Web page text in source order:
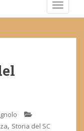
, Storia del SC